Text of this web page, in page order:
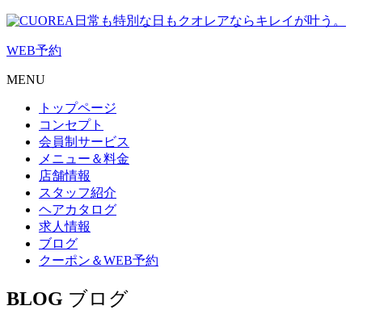
日常も特別な日もクオレアならキレイが叶う。
WEB予約
MENU
トップページ
コンセプト
会員制サービス
メニュー＆料金
店舗情報
スタッフ紹介
ヘアカタログ
求人情報
ブログ
クーポン＆WEB予約
BLOG ブログ